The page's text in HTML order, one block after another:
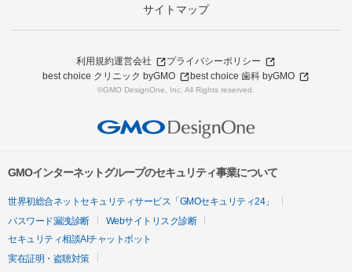
サイトマップ
利用規約運営会社
プライバシーポリシー
best choice クリニック byGMO
best choice 歯科 byGMO
©GMO DesignOne, Inc. All Rights reserved.
GMOインターネットグループのセキュリティ事業について
世界初総合ネットセキュリティサービス「GMOセキュリティ24」
パスワード漏洩診断
Webサイトリスク診断
セキュリティ相談AIチャットボット
実在証明・盗聴対策